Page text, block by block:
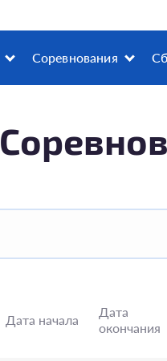
Соревнования
Дата начала
Дата
окончания